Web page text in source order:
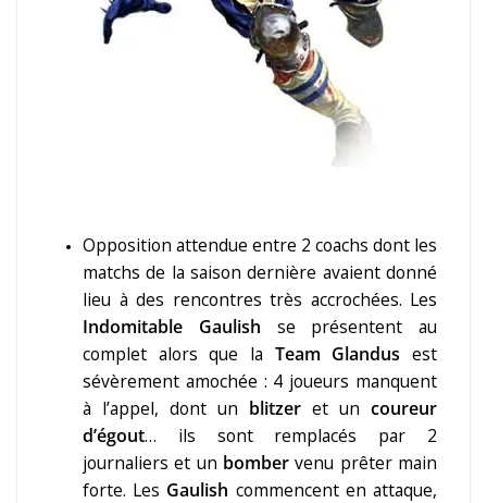
Opposition attendue entre 2 coachs dont les
matchs de la saison dernière avaient donné
lieu à des rencontres très accrochées. Les
Indomitable Gaulish se présentent au
complet alors que la Team Glandus est
sévèrement amochée : 4 joueurs manquent
à l’appel, dont un blitzer et un coureur
d’égout… ils sont remplacés par 2
journaliers et un bomber venu prêter main
forte. Les Gaulish commencent en attaque,